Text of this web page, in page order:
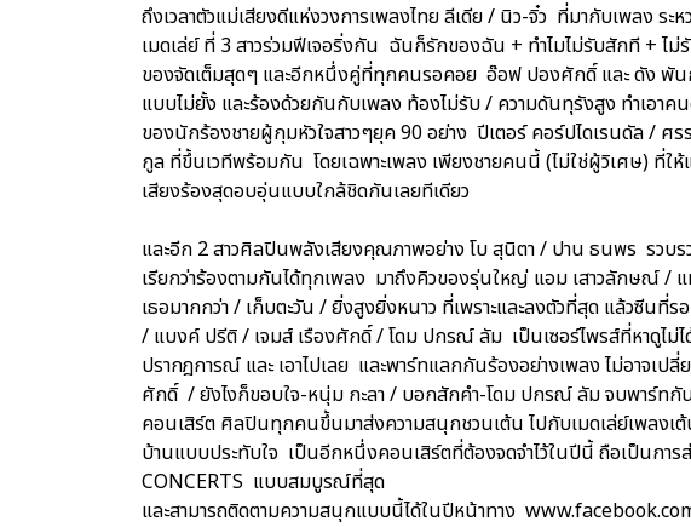
ถึงเวลาตัวแม่เสียงดีแห่งวงการเพลงไทย ลีเดีย / นิว-จิ๋ว ที่มากับเพลง ระห
เมดเล่ย์ ที่ 3 สาวร่วมฟีเจอริ่งกัน ฉันก็รักของฉัน + ทำไมไม่รับสักที + ไ
ของจัดเต็มสุดๆ และอีกหนึ่งคู่ที่ทุกคนรอคอย อ๊อฟ ปองศักดิ์ และ ดัง พั
แบบไม่ยั้ง และร้องด้วยกันกับเพลง ท้องไม่รับ / ความดันทุรังสูง ทำเอ
ของนักร้องชายผู้กุมหัวใจสาวๆยุค 90 อย่าง ปีเตอร์ คอร์ปไดเรนดัล / ศ
กูล ที่ขึ้นเวทีพร้อมกัน โดยเฉพาะเพลง เพียงชายคนนี้ (ไม่ใช่ผู้วิเศษ) ที่
เสียงร้องสุดอบอุ่นแบบใกล้ชิดกันเลยทีเดียว
และอีก 2 สาวศิลปินพลังเสียงคุณภาพอย่าง โบ สุนิตา / ปาน ธนพร รว
เรียกว่าร้องตามกันได้ทุกเพลง มาถึงคิวของรุ่นใหญ่ แอม เสาวลักษณ์ /
เธอมากกว่า / เก็บตะวัน / ยิ่งสูงยิ่งหนาว ที่เพราะและลงตัวที่สุด แล้วซีน
/ แบงค์ ปรีติ / เจมส์ เรืองศักดิ์ / โดม ปกรณ์ ลัม เป็นเซอร์ไพรส์ที่หาดูไม่
ปรากฎการณ์ และ เอาไปเลย และพาร์ทแลกกันร้องอย่างเพลง ไม่อาจเป
ศักดิ์ / ยังไงก็ขอบใจ-หนุ่ม กะลา / บอกสักคำ-โดม ปกรณ์ ลัม จบพาร์ทกั
คอนเสิร์ต ศิลปินทุกคนขึ้นมาส่งความสนุกชวนเต้น ไปกับเมดเล่ย์เพลง
บ้านแบบประทับใจ เป็นอีกหนึ่งคอนเสิร์ตที่ต้องจดจำไว้ในปีนี้ ถือเป็นการ
CONCERTS แบบสมบูรณ์ที่สุด
และสามารถติดตามความสนุกแบบนี้ได้ในปีหน้าทาง